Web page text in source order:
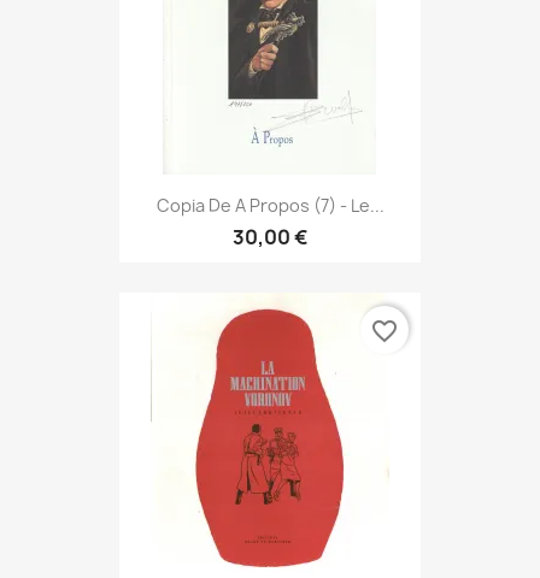
Copia De A Propos (7) - Le...
30,00 €
favorite_border